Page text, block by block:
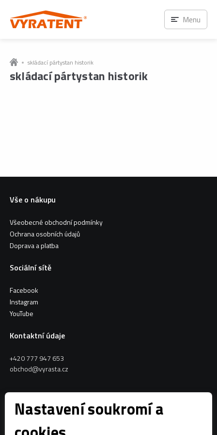
skládací pártystan historik
skládací pártystan historik
Vše o nákupu
Všeobecné obchodní podmínky
Ochrana osobních údajů
Doprava a platba
Sociální sítě
Facebook
Instagram
YouTube
Kontaktní údaje
+420 777 947 653
obchod@vyrasta.cz
Kontakty
Menu
Nastavení soukromí a